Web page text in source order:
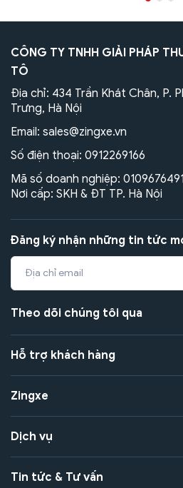
CÔNG TY TNHH GIẢI PHÁP
TÔ
Địa chỉ: 434 Trần Khát Chân, P.
Trưng, Hà Nội
Email: sales@zingxe.vn
Số điện thoại: 0912269166
Mã số doanh nghiệp:
Nơi cấp: SKH & ĐT TP. Hà Nội
Đăng ký nhận những tin tức
Theo dõi chúng tôi qua
Hỗ trợ khách hàng
Zingxe
Dịch vụ
Tin tức & Tư vấn